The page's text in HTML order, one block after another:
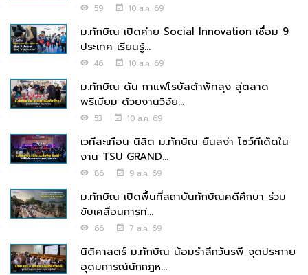
59 10 ส.ค. 69
ม.ทักษิณ เปิดค่าย Social Innovation เชื่อม 9
ประเทศ เรียนรู้...
46 10 ส.ค. 69
ม.ทักษิณ ดัน กาแฟโรบัสต้าพัทลุง สู่ตลาด
พรีเมียม ด้วยงานวิจัย...
53 10 ส.ค. 69
เวทีสะเทือน นิสิต ม.ทักษิณ ยืนสง่า โชว์ทีเด็ดใน
งาน TSU GRAND...
86 9 ส.ค. 69
ม.ทักษิณ เปิดพื้นที่สถาบันทักษิณคดีศึกษา ร่วม
ขับเคลื่อนการท่...
66 7 ส.ค. 69
นิติศาสตร์ ม.ทักษิณ น้อมรำลึกวันรพี จุดประกาย
อุดมการณ์นักกฎห...